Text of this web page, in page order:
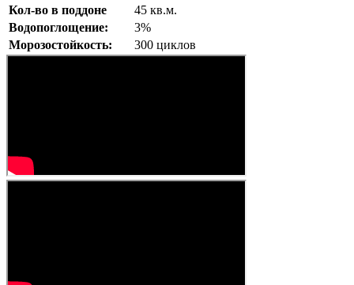
Кол-во в поддоне
45 кв.м.
Водопоглощение:
3%
Морозостойкость:
300 циклов